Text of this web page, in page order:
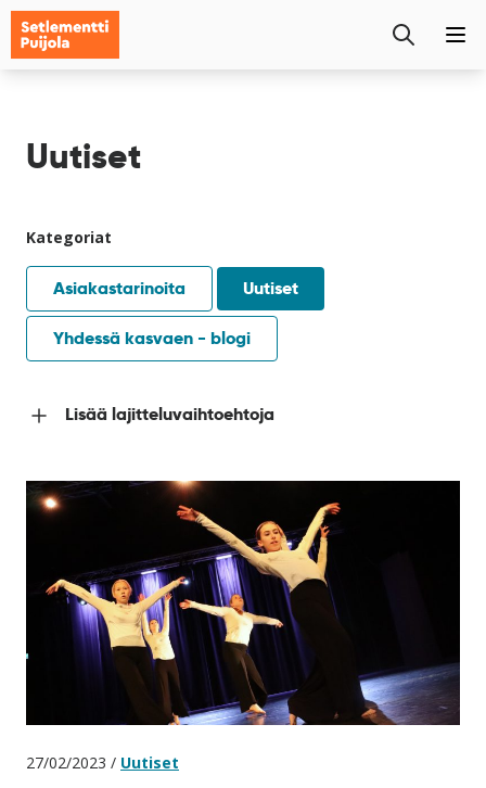
Setlementti
Puijola
Etsi
Uutiset
Lajittele
Kategoriat
Asiakastarinoita Uutiset
Yhdessä kasvaen - blogi
Lisää lajitteluvaihtoehtoja
27/02/2023 / Uutiset